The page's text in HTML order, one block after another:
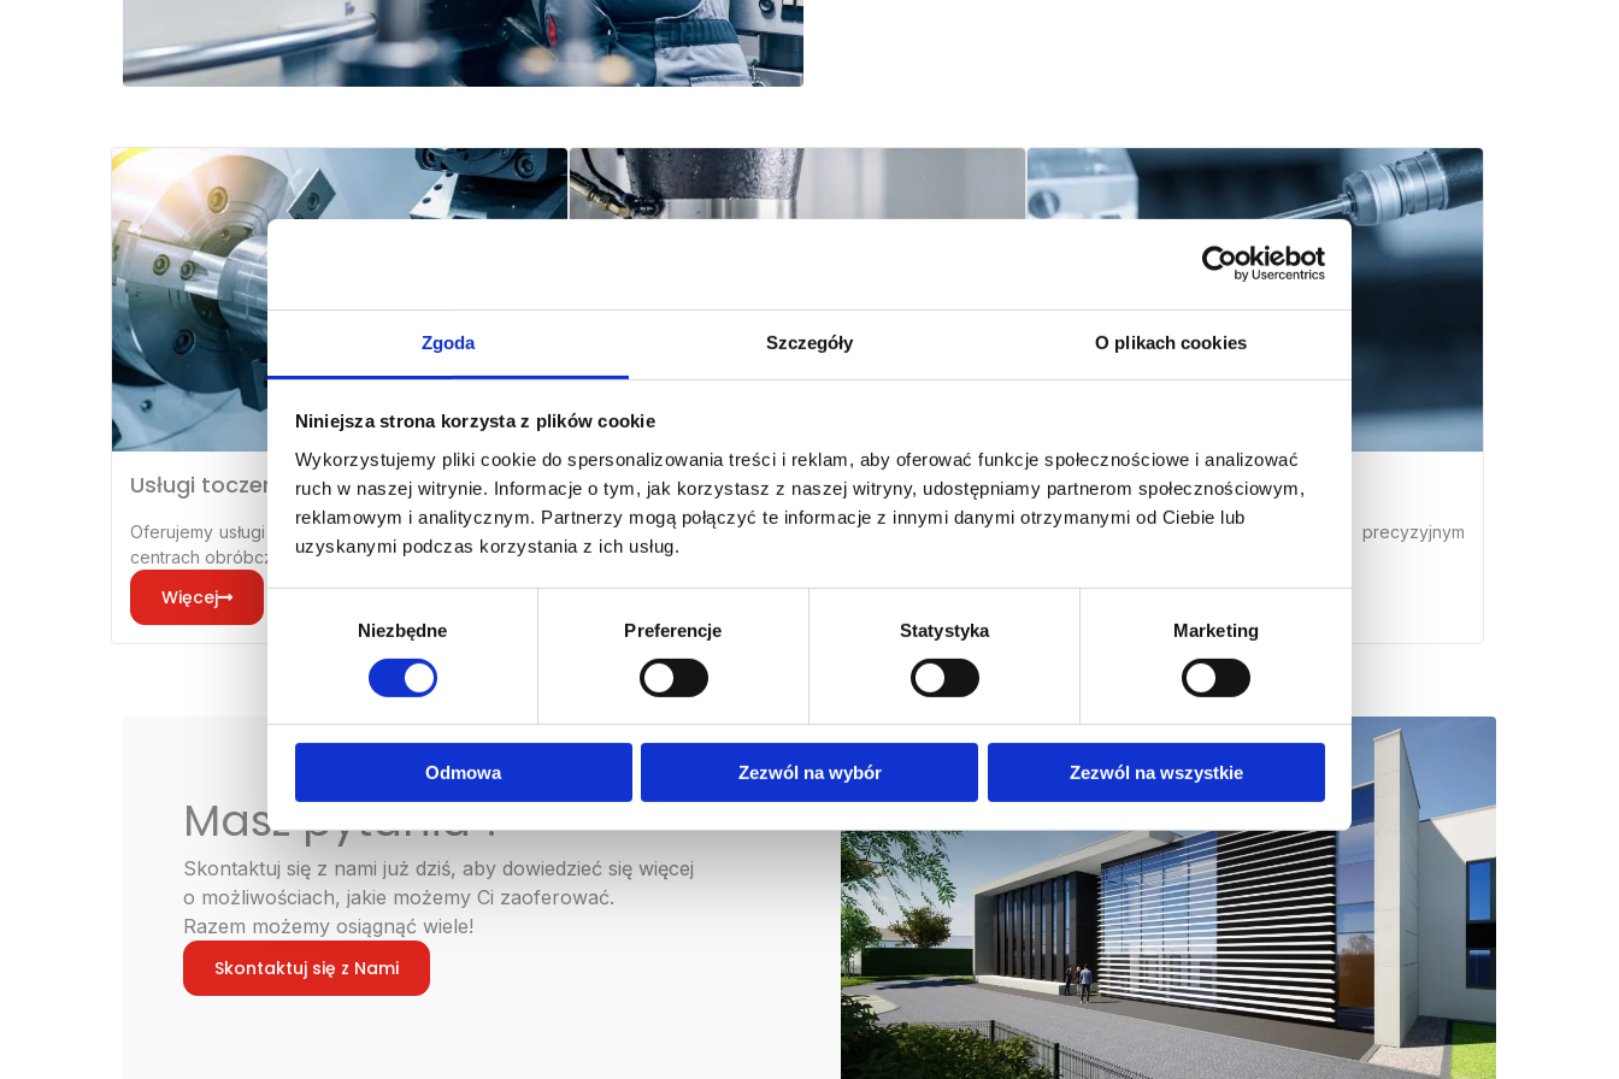
Zgoda Szczegóły O plikach cookies
Niniejsza strona korzysta z plików cookie
Wykorzystujemy pliki cookie do spersonalizowania treści i reklam, aby oferować funkcje społecznościowe i analizować
ruch w naszej witrynie. Informacje o tym, jak korzystasz z naszej witryny, udostępniamy partnerom społecznościowym,
reklamowym i analitycznym. Partnerzy mogą połączyć te informacje z innymi danymi otrzymanymi od Ciebie lub
uzyskanymi podczas korzystania z ich usług.
Niezbędne Preferencje Statystyka Marketing
Odmowa Zezwól na wybór Zezwól na wszystkie
Usługi toczenia CNC
Oferujemy usługi obróbki skrawaniem na tokarskich
centrach obróbczych CNC…
Więcej
Usługi frezowania CNC
Oferujemy usługi obróbki skrawaniem na frezarskich
centrach obróbczych CNC…
Usługi pomiarowe
Oferujemy usługi pomiarowe na precyzyjnym
Masz pytania ?
Skontaktuj się z nami już dziś, aby dowiedzieć się więcej
o możliwościach, jakie możemy Ci zaoferować.
Razem możemy osiągnąć wiele!
Skontaktuj się z Nami